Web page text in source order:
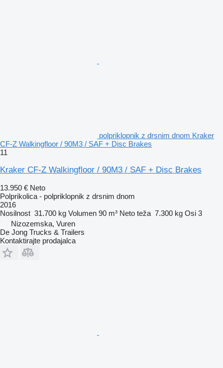
polpriklopnik z drsnim dnom Kraker
CF-Z Walkingfloor / 90M3 / SAF + Disc Brakes
11
Kraker CF-Z Walkingfloor / 90M3 / SAF + Disc Brakes
13.950 € Neto
Polprikolica - polpriklopnik z drsnim dnom
2016
Nosilnost 31.700 kg Volumen 90 m³ Neto teža 7.300 kg Osi 3
Nizozemska, Vuren
De Jong Trucks & Trailers
Kontaktirajte prodajalca